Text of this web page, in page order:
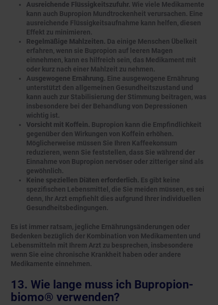
Ausreichende Flüssigkeitszufuhr. Wie viele Medikamente
kann auch Bupropion Mundtrockenheit verursachen. Eine
ausreichende Flüssigkeitsaufnahme kann helfen, diesen
Effekt zu minimieren.
Regelmäßige Mahlzeiten. Da einige Menschen Übelkeit
erfahren, wenn sie Bupropion auf leeren Magen
einnehmen, kann es hilfreich sein, das Medikament mit
oder kurz nach einer Mahlzeit zu nehmen.
Ausgewogene Ernährung. Eine ausgewogene Ernährung
unterstützt den allgemeinen Gesundheitszustand und
kann auch zur Stabilisierung der Stimmung beitragen, was
insbesondere bei der Behandlung von Depressionen
wichtig ist.
Vorsicht mit Koffein. Bupropion kann die Empfindlichkeit
gegenüber den Wirkungen von Koffein erhöhen.
Möglicherweise müssen Sie Ihren Kaffeekonsum
reduzieren, wenn Sie feststellen, dass Sie während der
Einnahme von Bupropion nervöser oder zitteriger sind als
gewöhnlich.
Keine speziellen Diäten erforderlich. Es gibt keine
spezifischen Lebensmittel, die Sie meiden müssen, es sei
denn, Ihr Arzt empfiehlt dies aufgrund Ihrer individuellen
Gesundheitsbedingungen.
Es ist immer ratsam, jegliche Ernährungsänderungen oder
Bedenken bezüglich der Kombination von Medikamenten und
Lebensmitteln mit Ihrem Arzt zu besprechen, insbesondere
wenn Sie eine chronische Krankheit haben oder andere
Medikamente einnehmen.
13. Wie lange muss ich Bupropion-
biomo® verwenden?